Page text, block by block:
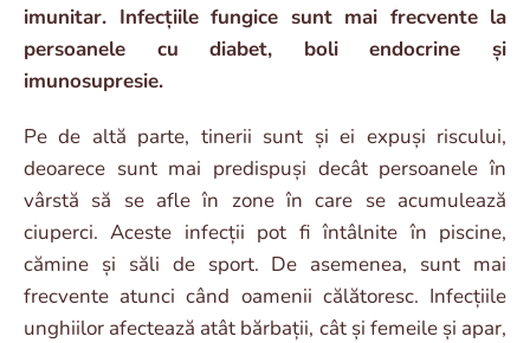
imunitar. Infecțiile fungice sunt mai frecvente la
persoanele cu diabet, boli endocrine și
imunosupresie.
Pe de altă parte, tinerii sunt și ei expuși riscului,
deoarece sunt mai predispuși decât persoanele în
vârstă să se afle în zone în care se acumulează
ciuperci. Aceste infecții pot fi întâlnite în piscine,
cămine și săli de sport. De asemenea, sunt mai
frecvente atunci când oamenii călătoresc. Infecțiile
unghiilor afectează atât bărbații, cât și femeile și apar,